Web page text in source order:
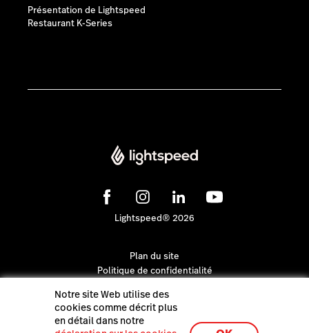
Présentation de Lightspeed
Restaurant K-Series
Lightspeed® 2026
Plan du site
Politique de confidentialité
Notre site Web utilise des
cookies comme décrit plus
en détail dans notre